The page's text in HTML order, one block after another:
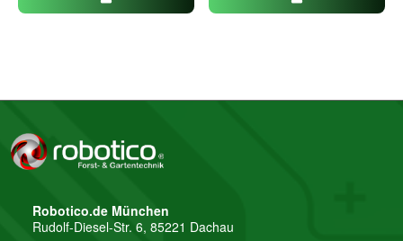
Robotico.de München
Rudolf-Diesel-Str. 6, 85221 Dachau